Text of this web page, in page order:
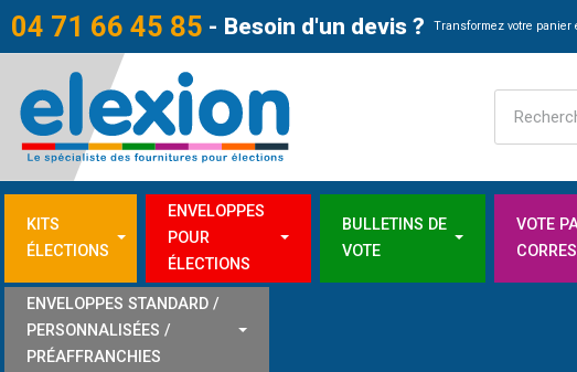
04 71 66 45 85 - Besoin d'un devis ? Transformez votre panier
KITS
ÉLECTIONS
ENVELOPPES
POUR
ÉLECTIONS
BULLETINS DE
VOTE
VOTE
ENVELOPPES STANDARD /
PERSONNALISÉES /
PRÉAFFRANCHIES